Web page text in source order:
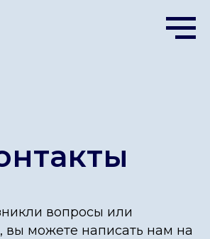
вопросы или
можете написать нам на